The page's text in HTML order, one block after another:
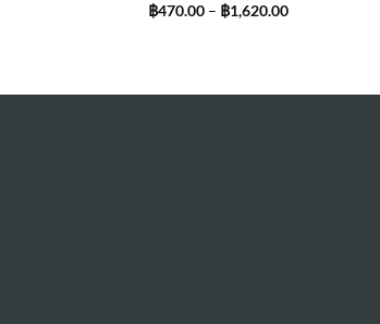
฿470.00 – ฿1,620.00